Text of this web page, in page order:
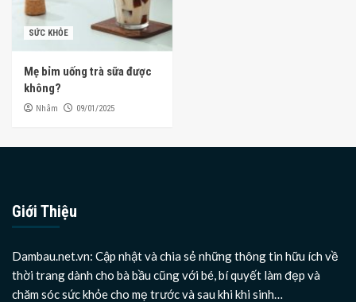
SỨC KHỎE
Mẹ bỉm uống trà sữa được
không?
Nhâm 09/01/2025
Giới Thiệu
Dambau.net.vn: Cập nhật và chia sẻ những thông tin hữu ích về
thời trang dành cho bà bầu cũng với bé, bí quyết làm đẹp và
chăm sóc sức khỏe cho mẹ trước và sau khi khi sinh…